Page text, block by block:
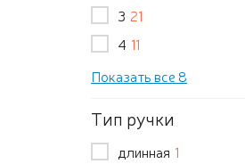
3 21
4 11
Показать все 8
Тип ручки
длинная 1